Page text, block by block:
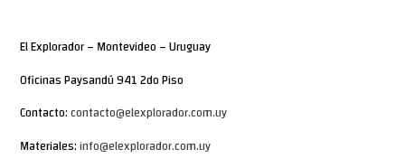
El Explorador – Montevideo – Uruguay
Oficinas Paysandú 941 2do Piso
Contacto:contacto@elexplorador.com.uy
Materiales:info@elexplorador.com.uy